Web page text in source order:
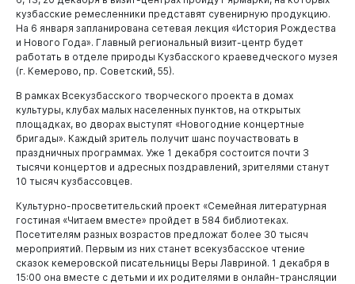
Администрация
кузбасские ремесленники представят сувенирную продукцию.
На 6 января запланирована сетевая лекция «История Рождества
и Нового Года». Главный региональный визит-центр будет
работать в отделе природы Кузбасского краеведческого музея
(г. Кемерово, пр. Советский, 55).
В рамках Всекузбасского творческого проекта в домах
культуры, клубах малых населенных пунктов, на открытых
площадках, во дворах выступят «Новогодние концертные
бригады». Каждый зритель получит шанс поучаствовать в
праздничных программах. Уже 1 декабря состоится почти 3
тысячи концертов и адресных поздравлений, зрителями станут
10 тысяч кузбассовцев.
Культурно-просветительский проект «Семейная литературная
гостиная «Читаем вместе» пройдет в 584 библиотеках.
Посетителям разных возрастов предложат более 30 тысяч
мероприятий. Первым из них станет всекузбасское чтение
сказок кемеровской писательницы Веры Лавриной. 1 декабря в
15:00 она вместе с детьми и их родителями в онлайн-трансляции